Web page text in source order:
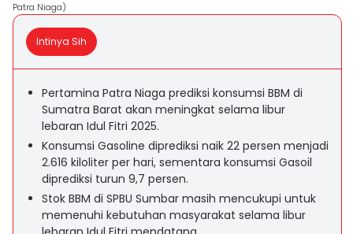
Patra Niaga)
Intinya Sih
Pertamina Patra Niaga prediksi konsumsi BBM di
Sumatra Barat akan meningkat selama libur
lebaran Idul Fitri 2025.
Konsumsi Gasoline diprediksi naik 22 persen menjadi
2.616 kiloliter per hari, sementara konsumsi Gasoil
diprediksi turun 9,7 persen.
Stok BBM di SPBU Sumbar masih mencukupi untuk
memenuhi kebutuhan masyarakat selama libur